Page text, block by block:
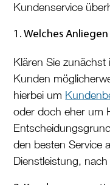
Kundenservice
1. Welches
Klären Sie
Kunden
hierbei um
oder doch eher um
den besten Service
Dienstleistung,